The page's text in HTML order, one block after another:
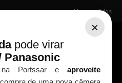
×
pode virar
Panasonic
Portssar e aproveite
Meus pedidos